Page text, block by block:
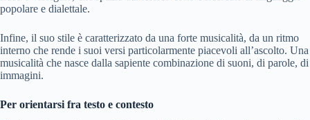
popolare e dialettale.
Infine, il suo stile è caratterizzato da una forte musicalità, da un ritmo
interno che rende i suoi versi particolarmente piacevoli all’ascolto. Una
musicalità che nasce dalla sapiente combinazione di suoni, di parole, di
immagini.
Per orientarsi fra testo e contesto